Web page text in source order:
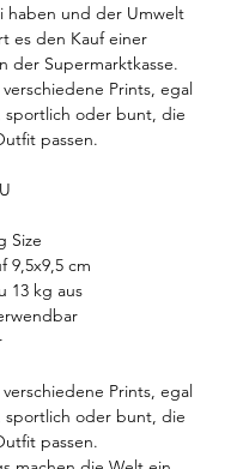
haben und der Umwelt
es den Kauf einer
der Supermarktkasse.
Prints, egal
sportlich oder bunt, die
passen.
Size
9,5x9,5 cm
13 kg aus
Prints, egal
sportlich oder bunt, die
passen.